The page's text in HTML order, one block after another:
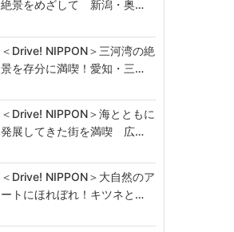
絶景をめざして 新潟・奥…
＜Drive! NIPPON＞三河湾の絶
景を存分に満喫！愛知・三…
＜Drive! NIPPON＞海とともに
発展してきた街を満喫 広…
＜Drive! NIPPON＞大自然のア
ートにほれぼれ！キツネと…